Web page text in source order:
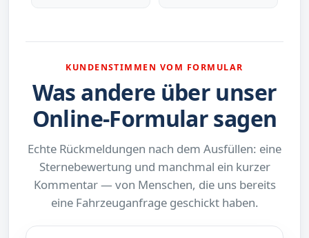
KUNDENSTIMMEN VOM FORMULAR
Was andere über unser
Online-Formular sagen
Echte Rückmeldungen nach dem Ausfüllen: eine
Sternebewertung und manchmal ein kurzer
Kommentar — von Menschen, die uns bereits
eine Fahrzeuganfrage geschickt haben.